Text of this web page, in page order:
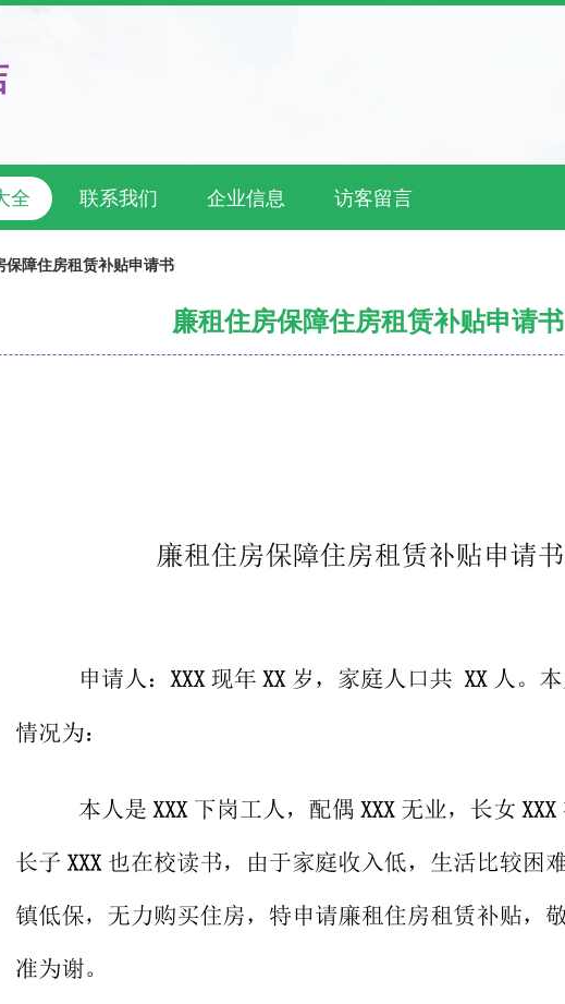
全 联系我们 企业信息 访客留言
保障住房租赁补贴申请书
廉租住房保障住房租赁补贴申请书